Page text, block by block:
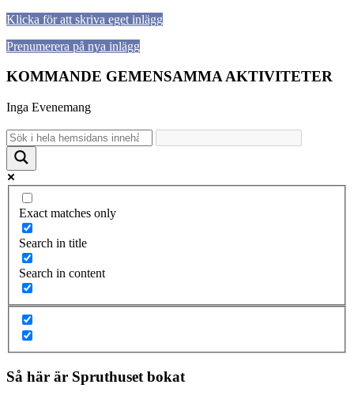
Klicka för att skriva eget inlägg
Prenumerera på nya inlägg
KOMMANDE GEMENSAMMA AKTIVITETER
Inga Evenemang
Exact matches only
Search in title
Search in content
Så här är Spruthuset bokat